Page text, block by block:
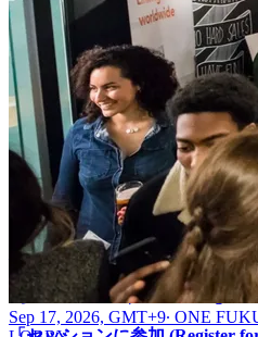
ご入場は、お手元のスマートフ
6Fに着きましたら、受付のQR
Gatheringをお楽しみください
ウトは不要です）
Your phone is the ticket!
At the 6F reception, simply scan
Gathering! (*NO printed tickets
——
■参加登録方法 | How to Register
Sep 17, 2026, GMT+9∙ ONE